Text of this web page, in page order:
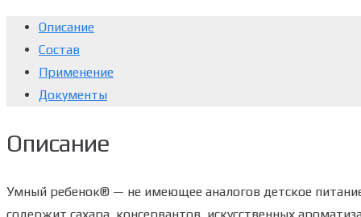
Описание
Состав
Применение
Документы
Описание
Умный ребенок® — не имеющее аналогов детское
содержит сахара, консервантов, искусственных